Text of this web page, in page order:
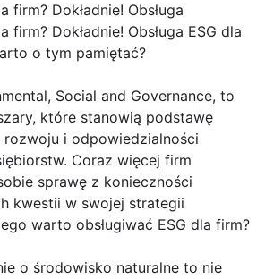
firm? Dokładnie! Obsługa
firm? Dokładnie! Obsługa ESG dla
o tym pamiętać?
Social and Governance, to
które stanowią podstawę
i odpowiedzialności
Coraz więcej firm
sprawę z konieczności
kwestii w swojej strategii
warto obsługiwać ESG dla firm?
o środowisko naturalne to nie